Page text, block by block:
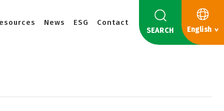
News ESG Contact
SEARCH English